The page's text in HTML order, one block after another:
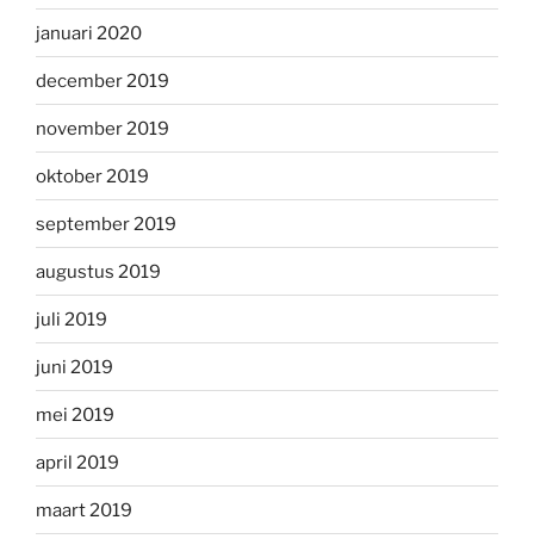
januari 2020
december 2019
november 2019
oktober 2019
september 2019
augustus 2019
juli 2019
juni 2019
mei 2019
april 2019
maart 2019